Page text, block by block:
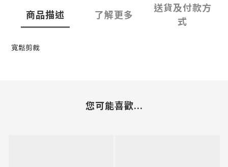
商品描述 了解更多
送貨及付款方
式
寬鬆剪裁
您可能喜歡...